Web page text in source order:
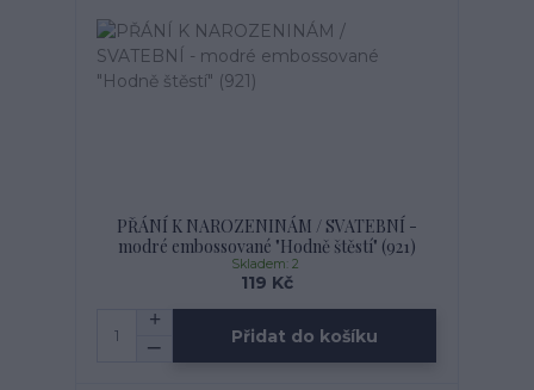
PŘÁNÍ K NAROZENINÁM / SVATEBNÍ -
modré embossované "Hodně štěstí" (921)
119 Kč
Skladem: 2
Přidat do košíku